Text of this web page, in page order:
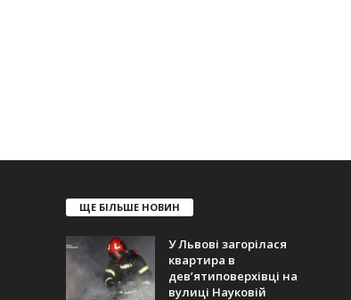
ЩЕ БІЛЬШЕ НОВИН
У Львові загорілася
квартира в
дев’ятиповерхівці на
вулиці Науковій